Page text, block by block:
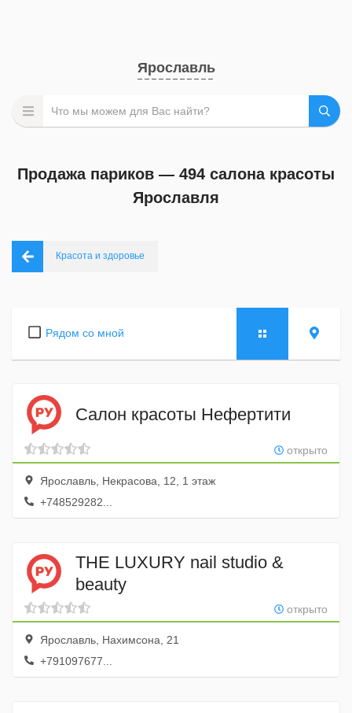
Ярославль
Продажа париков — 494 салона красоты
Ярославля
Красота и здоровье
Рядом со мной
Салон красоты Нефертити
открыто
Ярославль, Некрасова, 12, 1 этаж
+748529282...
THE LUXURY nail studio &
beauty
открыто
Ярославль, Нахимсона, 21
+791097677...